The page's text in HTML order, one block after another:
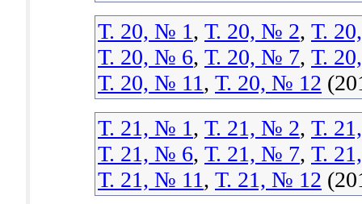
Т. 20, № 1, Т. 20, № 2, Т.
Т. 20, № 6, Т. 20, № 7, Т.
Т. 20, № 11, Т. 20, № 12
Т. 21, № 1, Т. 21, № 2, Т.
Т. 21, № 6, Т. 21, № 7, Т.
Т. 21, № 11, Т. 21, № 12